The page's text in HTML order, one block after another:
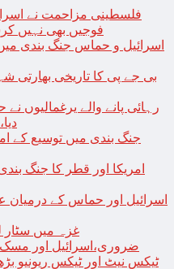
فلسطینی مزاحمت نے
فوجیں بھی نہیں
بی جے پی کا تاریخی بھارتی
رہائی پانے والے یرغمالیوں
جنگ بندی میں توسیع کے
امریکا اور قطر کا جنگ
اسرائیل اور حماس کے
غزہ میں سٹار
ضروری،اسرائیل اور مسک
ٹیکس نیٹ اور ٹیکس ریونیو